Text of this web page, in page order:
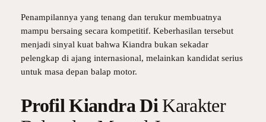
Penampilannya yang tenang dan terukur membuatnya
mampu bersaing secara kompetitif. Keberhasilan tersebut
menjadi sinyal kuat bahwa Kiandra bukan sekadar
pelengkap di ajang internasional, melainkan kandidat serius
untuk masa depan balap motor.
Profil Kiandra Di Karakter